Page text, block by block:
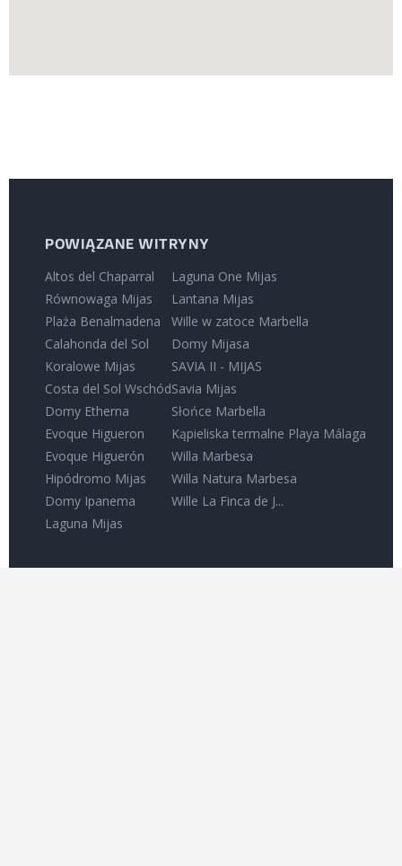
POWIĄZANE WITRYNY
Altos del Chaparral
Równowaga Mijas
Plaża Benalmadena
Calahonda del Sol
Koralowe Mijas
Costa del Sol Wschód
Domy Etherna
Evoque Higueron
Evoque Higuerón
Hipódromo Mijas
Domy Ipanema
Laguna Mijas
Laguna One Mijas
Lantana Mijas
Wille w zatoce Marbella
Domy Mijasa
SAVIA II - MIJAS
Savia Mijas
Słońce Marbella
Kąpieliska termalne Playa Málaga
Willa Marbesa
Willa Natura Marbesa
Wille La Finca de J...